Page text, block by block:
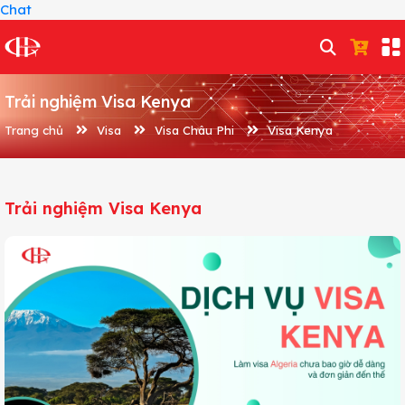
Chat
Trải nghiệm Visa Kenya
Trang chủ Visa Visa Châu Phi Visa Kenya
Trải nghiệm Visa Kenya